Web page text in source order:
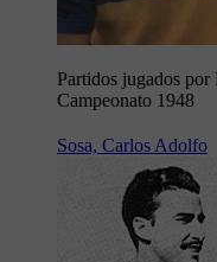
Partidos jugados
Campeonato 1948
Sosa, Carlos Adolfo